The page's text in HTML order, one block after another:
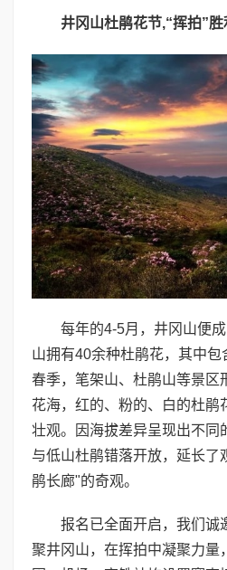
井冈山杜鹃花节,“挥拍”胜
每年的4-5月，井冈山便
山拥有40余种杜鹃花，其中
春季，笔架山、杜鹃山等景区
花海，红的、粉的、白的杜鹃
壮观。因海拔差异呈现出不同
与低山杜鹃错落开放，延长了
鹃长廊"的奇观。
报名已全面开启，我们诚
聚井冈山，在挥拍中凝聚力量